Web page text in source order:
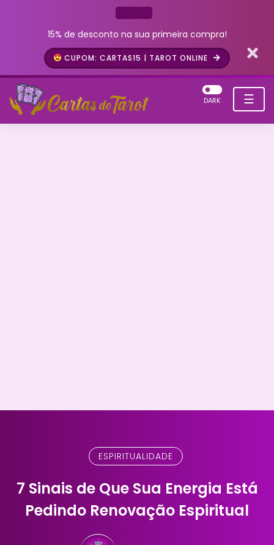
15% de desconto na sua primeira compra!
CUPOM: CARTAS15 | TAROT ONLINE
☰
DARK
ESPIRITUALIDADE
7 Sinais de Que Sua Energia Está
Pedindo Renovação Espiritual